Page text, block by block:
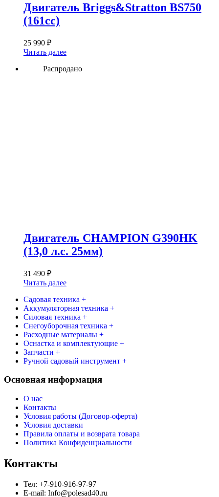
Двигатель Briggs&Stratton BS750
(161сс)
25 990 ₽
Читать далее
Распродано
Двигатель CHAMPION G390HK
(13,0 л.с. 25мм)
31 490 ₽
Читать далее
Садовая техника +
Аккумуляторная техника +
Силовая техника +
Снегоуборочная техника +
Расходные материалы +
Оснастка и комплектующие +
Запчасти +
Ручной садовый инструмент +
Основная информация
О нас
Контакты
Условия работы (Договор-оферта)
Условия доставки
Правила оплаты и возврата товара
Политика Конфиденциальности
Контакты
Тел: +7-910-916-97-97
E-mail: Info@polesad40.ru